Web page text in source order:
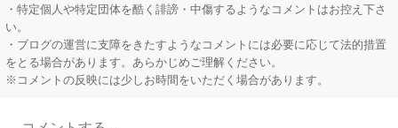
・特定個人や特定団体を酷く誹謗・中傷するようなコメントはお控え下さ
い。
・ブログの運営に支障をきたすようなコメントには必要に応じて法的措置
をとる場合があります。あらかじめご理解ください。
※コメントの反映には少しお時間をいただく場合があります。